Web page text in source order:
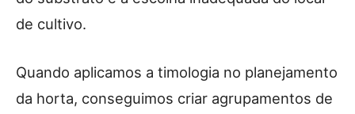
de cultivo.
Quando aplicamos a timologia no planejamento
da horta, conseguimos criar agrupamentos de